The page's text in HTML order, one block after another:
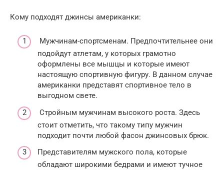
Кому подходят джинсы американки:
Мужчинам-спортсменам. Предпочтительнее они
подойдут атлетам, у которых грамотно
оформлены все мышцы и которые имеют
настоящую спортивную фигуру. В данном случае
американки представят спортивное тело в
выгодном свете.
Стройным мужчинам высокого роста. Здесь
стоит отметить, что такому типу мужчин
подходит почти любой фасон джинсовых брюк.
Представителям мужского пола, которые
обладают широкими бедрами и имеют тучное